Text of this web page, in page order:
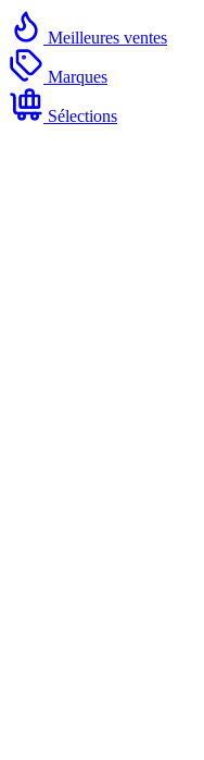
Meilleures ventes
Marques
Sélections